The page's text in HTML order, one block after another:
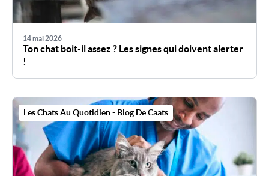
14 mai 2026
Ton chat boit-il assez ? Les signes qui doivent alerter
!
Les Chats Au Quotidien - Blog De Caats